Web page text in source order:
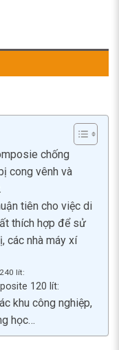
chống
cong vênh và
tiên cho việc di
thích hợp để sử
các nhà máy xí
lít:
120 lít:
khu công nghiệp,
học…